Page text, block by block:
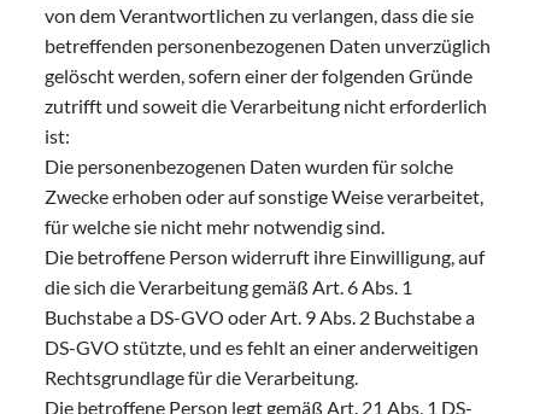
von dem Verantwortlichen zu verlangen, dass die sie
betreffenden personenbezogenen Daten unverzüglich
gelöscht werden, sofern einer der folgenden Gründe
zutrifft und soweit die Verarbeitung nicht erforderlich
ist:
Die personenbezogenen Daten wurden für solche
Zwecke erhoben oder auf sonstige Weise verarbeitet,
für welche sie nicht mehr notwendig sind.
Die betroffene Person widerruft ihre Einwilligung, auf
die sich die Verarbeitung gemäß Art. 6 Abs. 1
Buchstabe a DS-GVO oder Art. 9 Abs. 2 Buchstabe a
DS-GVO stützte, und es fehlt an einer anderweitigen
Rechtsgrundlage für die Verarbeitung.
Die betroffene Person legt gemäß Art. 21 Abs. 1 DS-